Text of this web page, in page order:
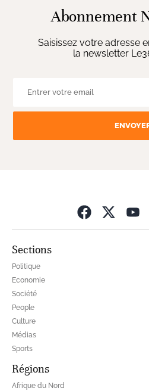
Abonnement
Saisissez votre adresse
la newsletter
Sections
Politique
Economie
Société
People
Culture
Médias
Sports
Régions
Afrique du Nord